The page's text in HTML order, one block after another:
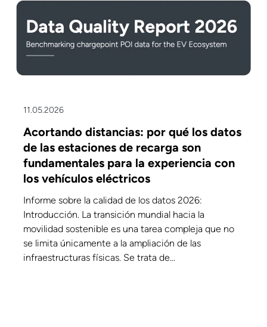
11.05.2026
Acortando distancias: por qué los datos
de las estaciones de recarga son
fundamentales para la experiencia con
los vehículos eléctricos
Informe sobre la calidad de los datos 2026:
Introducción. La transición mundial hacia la
movilidad sostenible es una tarea compleja que no
se limita únicamente a la ampliación de las
infraestructuras físicas. Se trata de...